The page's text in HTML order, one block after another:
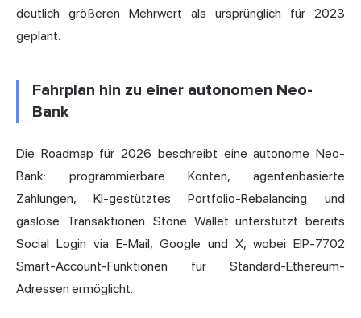
deutlich größeren Mehrwert als ursprünglich für 2023
geplant.
Fahrplan hin zu einer autonomen Neo-
Bank
Die Roadmap für 2026 beschreibt eine autonome Neo-
Bank: programmierbare Konten, agentenbasierte
Zahlungen, KI-gestütztes Portfolio-Rebalancing und
gaslose Transaktionen. Stone Wallet unterstützt bereits
Social Login via E-Mail, Google und X, wobei EIP-7702
Smart-Account-Funktionen für Standard-Ethereum-
Adressen ermöglicht.